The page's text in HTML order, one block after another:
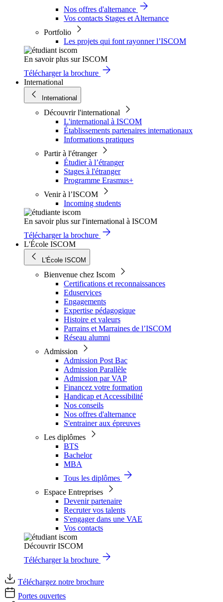
Nos offres d'alternance
Vos contacts Stages et Alternance
Portfolio
Les projets qui font rayonner l’ISCOM
En savoir plus sur ISCOM
Télécharger la brochure
International
International
Découvrir l'international
L'international à ISCOM
Établissements partenaires internationaux
Informations pratiques
Partir à l'étranger
Étudier à l’étranger
Stages à l'étranger
Programme Erasmus+
Venir à l’ISCOM
Incoming students
En savoir plus sur l'international à ISCOM
Télécharger la brochure
L'École ISCOM
L'École ISCOM
Bienvenue chez Iscom
Certifications et reconnaissances
Eduservices
Engagements
Expertise pédagogique
Histoire et valeurs
Parrains et Marraines de l’ISCOM
Réseau alumni
Admission
Admission Post Bac
Admission Parallèle
Admission par VAP
Financez votre formation
Handicap et Accessibilité
Nos conseils
Nos offres d'alternance
S'entrainer aux épreuves
Les diplômes
BTS
Bachelor
MBA
Tous les diplômes
Espace Entreprises
Devenir partenaire
Recruter vos talents
S'engager dans une VAE
Vos contacts
Découvrir ISCOM
Télécharger la brochure
Téléchargez notre brochure
Portes ouvertes